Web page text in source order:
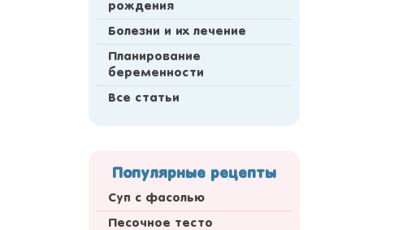
рождения
Болезни и их лечение
Планирование
беременности
Все статьи
Популярные рецепты
Суп с фасолью
Песочное тесто